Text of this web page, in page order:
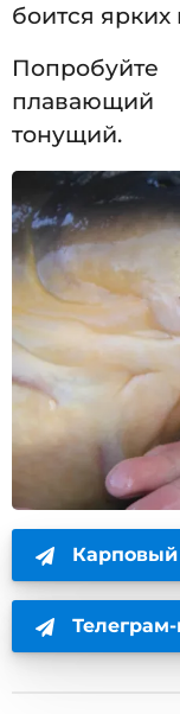
боится ярких
плавающий
тонущий.
Карповый